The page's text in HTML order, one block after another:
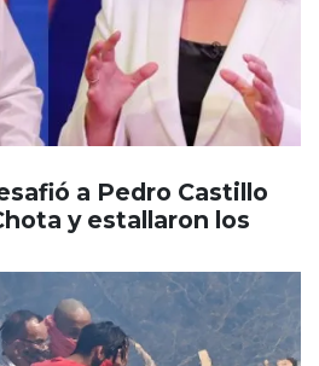
a Pedro Castillo
y estallaron los